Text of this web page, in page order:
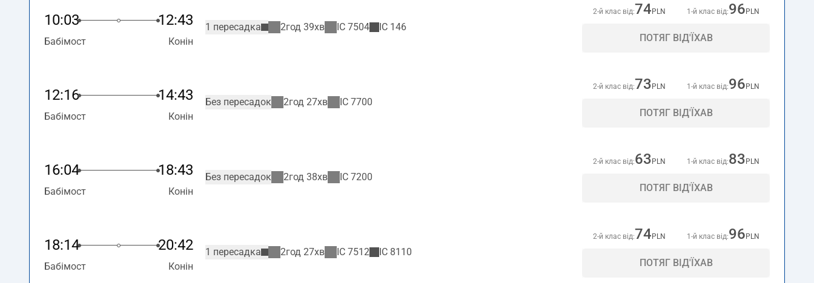
10:03 12:43
Бабімост Конін
1 пересадка 2год 39хв IC 7504 IC 146
2-й клас від:74 PLN 1-й клас від:96 PLN
ПОТЯГ ВІД'ЇХАВ
12:16 14:43
Бабімост Конін
Без пересадок 2год 27хв IC 7700
2-й клас від:73 PLN 1-й клас від:96 PLN
ПОТЯГ ВІД'ЇХАВ
16:04 18:43
Бабімост Конін
Без пересадок 2год 38хв IC 7200
2-й клас від:63 PLN 1-й клас від:83 PLN
ПОТЯГ ВІД'ЇХАВ
18:14 20:42
Бабімост Конін
1 пересадка 2год 27хв IC 7512 IC 8110
2-й клас від:74 PLN 1-й клас від:96 PLN
ПОТЯГ ВІД'ЇХАВ